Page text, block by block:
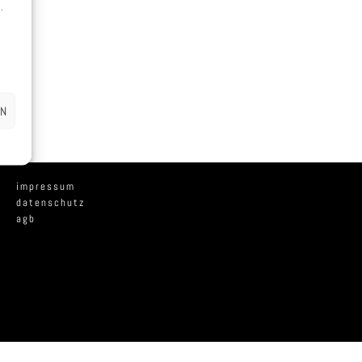
impressum
datenschutz
agb